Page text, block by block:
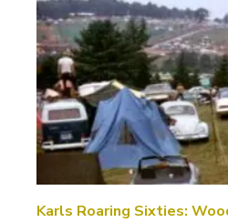
Karls Roaring Sixties: